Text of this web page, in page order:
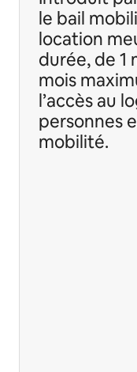
le bail
location
durée, de 1
mois
l’accès au
personnes
mobilité.